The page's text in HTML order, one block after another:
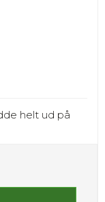
helt ud på